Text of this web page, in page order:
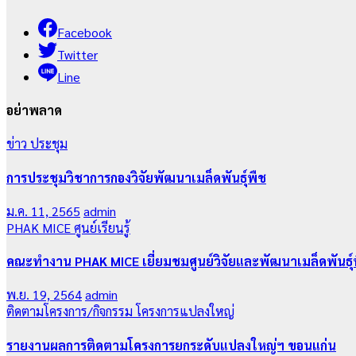
Facebook
Twitter
Line
อย่าพลาด
ข่าว ประชุม
การประชุมวิชาการกองวิจัยพัฒนาเมล็ดพันธุ์พืช
ม.ค. 11, 2565 admin
PHAK MICEศูนย์เรียนรู้
คณะทำงาน PHAK MICE เยี่ยมชมศูนย์วิจัยและพัฒนาเมล็ดพัน
พ.ย. 19, 2564admin
ติดตามโครงการ/กิจกรรม โครงการแปลงใหญ่
รายงานผลการติดตามโครงการยกระดับแปลงใหญ่ฯ ขอนแก่น